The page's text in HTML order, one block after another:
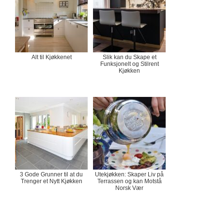
Alt til Kjøkkenet
Slik kan du Skape et
Funksjonelt og Stilrent
Kjøkken
3 Gode Grunner til at du
Trenger et Nytt Kjøkken
Utekjøkken: Skaper Liv på
Terrassen og kan Motstå
Norsk Vær